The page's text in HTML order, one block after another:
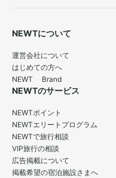
NEWTについて
運営会社について
はじめての方へ
NEWT Brand
NEWTのサービス
NEWTポイント
NEWTエリートプログラム
NEWTで旅行相談
VIP旅行の相談
広告掲載について
掲載希望の宿泊施設さまへ